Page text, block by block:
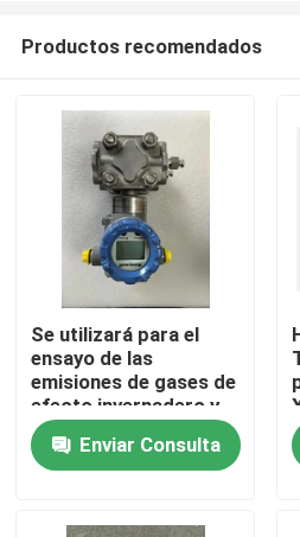
Hogar
Productos
Sobre nosotros
Productos recomendados
Se utilizará para el
ensayo de las
emisiones de gases de
efecto invernadero y
de gases de efecto
invernadero.
Enviar Consulta